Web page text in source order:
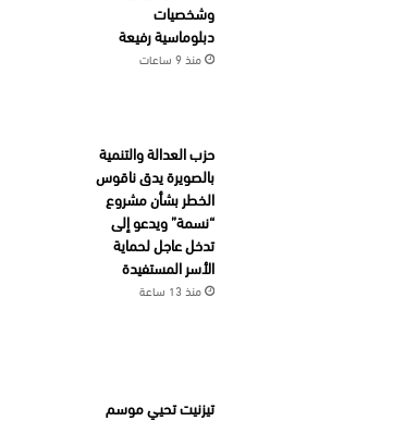
وشخصيات
دبلوماسية رفيعة
منذ 9 ساعات
حزب العدالة والتنمية
بالصويرة يدق ناقوس
الخطر بشأن مشروع
“نسمة” ويدعو إلى
تدخل عاجل لحماية
الأسر المستفيدة
منذ 13 ساعة
تيزنيت تحيي موسم